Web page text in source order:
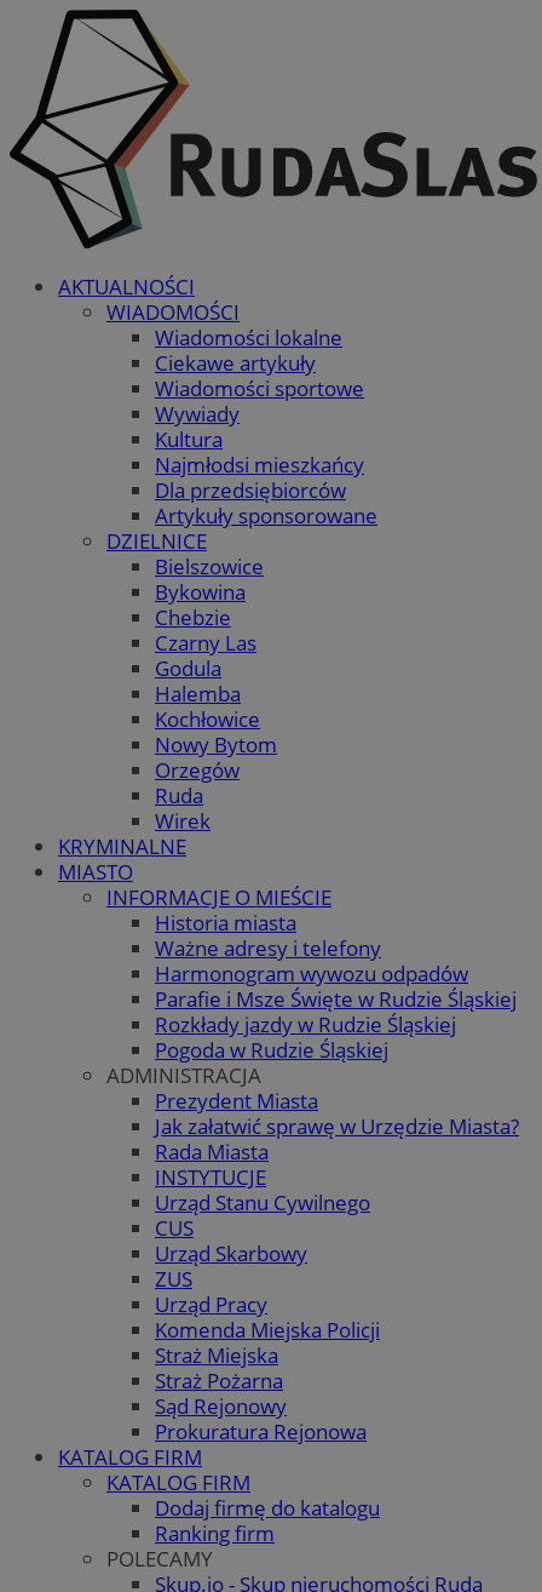
AKTUALNOŚCI
WIADOMOŚCI
Wiadomości lokalne
Ciekawe artykuły
Wiadomości sportowe
Wywiady
Kultura
Najmłodsi mieszkańcy
Dla przedsiębiorców
Artykuły sponsorowane
DZIELNICE
Bielszowice
Bykowina
Chebzie
Czarny Las
Godula
Halemba
Kochłowice
Nowy Bytom
Orzegów
Ruda
Wirek
KRYMINALNE
MIASTO
INFORMACJE O MIEŚCIE
Historia miasta
Ważne adresy i telefony
Harmonogram wywozu odpadów
Parafie i Msze Święte w Rudzie Śląskiej
Rozkłady jazdy w Rudzie Śląskiej
Pogoda w Rudzie Śląskiej
ADMINISTRACJA
Prezydent Miasta
Jak załatwić sprawę w Urzędzie Miasta?
Rada Miasta
INSTYTUCJE
Urząd Stanu Cywilnego
CUS
Urząd Skarbowy
ZUS
Urząd Pracy
Komenda Miejska Policji
Straż Miejska
Straż Pożarna
Sąd Rejonowy
Prokuratura Rejonowa
KATALOG FIRM
KATALOG FIRM
Dodaj firmę do katalogu
Ranking firm
POLECAMY
Skup.io - Skup nieruchomości Ruda